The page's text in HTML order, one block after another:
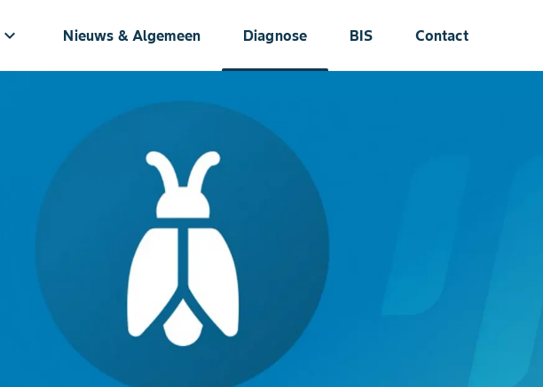
keyboard_arrow_down Nieuws & Algemeen Diagnose BIS Contact